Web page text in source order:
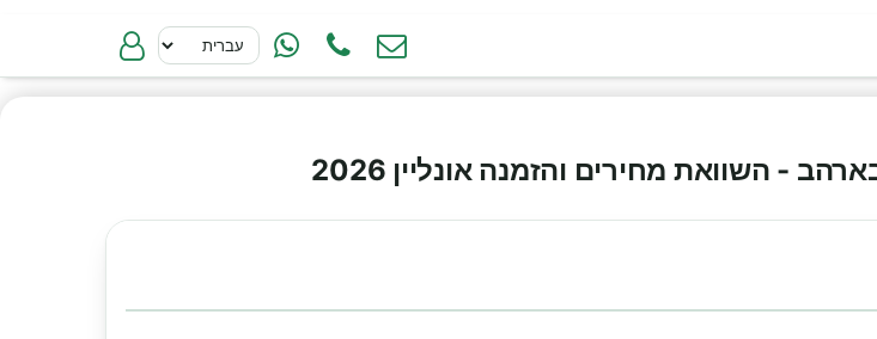
- השוואת מחירים והזמנה אונליין 2026